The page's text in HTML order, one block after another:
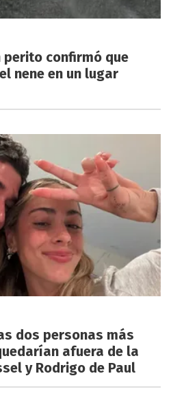
perito confirmó que
nene en un lugar
dos personas más
afuera de la
y Rodrigo de Paul